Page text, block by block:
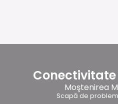
Moştenirea
Scapă de